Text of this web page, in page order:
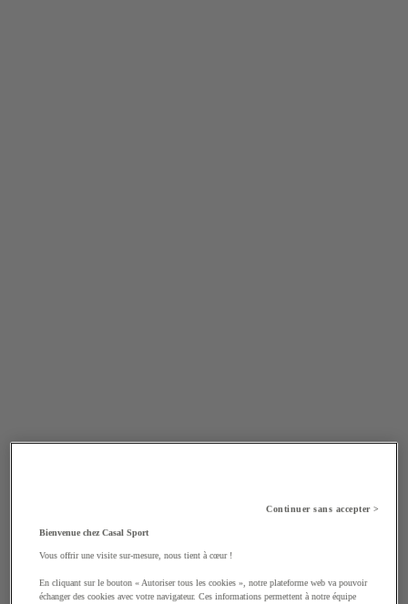
Continuer sans accepter >
Bienvenue chez Casal Sport
Vous offrir une visite sur-mesure, nous tient à cœur !
En cliquant sur le bouton « Autoriser tous les cookies », notre plateforme web va pouvoir
échanger des cookies avec votre navigateur. Ces informations permettent à notre équipe